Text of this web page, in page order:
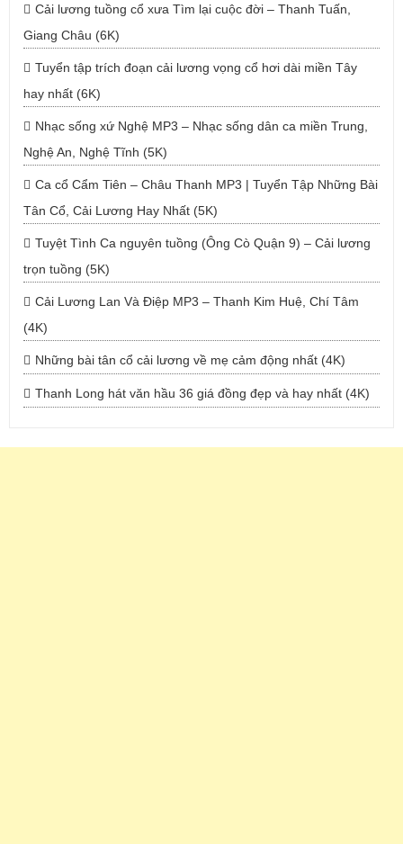
Cải lương tuồng cổ xưa Tìm lại cuộc đời – Thanh Tuấn,
Giang Châu (6K)
Tuyển tập trích đoạn cải lương vọng cổ hơi dài miền Tây
hay nhất (6K)
Nhạc sống xứ Nghệ MP3 – Nhạc sống dân ca miền Trung,
Nghệ An, Nghệ Tĩnh (5K)
Ca cổ Cẩm Tiên – Châu Thanh MP3 | Tuyển Tập Những Bài
Tân Cổ, Cải Lương Hay Nhất (5K)
Tuyệt Tình Ca nguyên tuồng (Ông Cò Quận 9) – Cải lương
trọn tuồng (5K)
Cải Lương Lan Và Điệp MP3 – Thanh Kim Huệ, Chí Tâm
(4K)
Những bài tân cổ cải lương về mẹ cảm động nhất (4K)
Thanh Long hát văn hầu 36 giá đồng đẹp và hay nhất (4K)